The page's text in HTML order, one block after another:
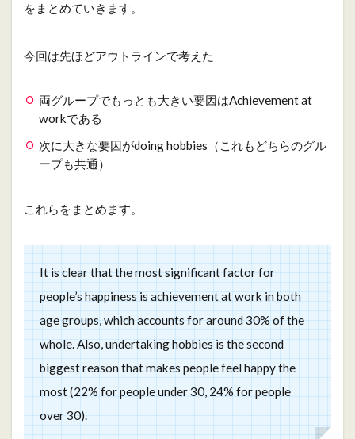
をまとめていきます。
今回は先ほどアウトラインで考えた
両グループでもっとも大きい要因はAchievement at
workである
次に大きな要因がdoing hobbies（これもどちらのグル
ープも共通）
これらをまとめます。
It is clear that the most significant factor for
people’s happiness is achievement at work in both
age groups, which accounts for around 30% of the
whole. Also, undertaking hobbies is the second
biggest reason that makes people feel happy the
most (22% for people under 30, 24% for people
over 30).